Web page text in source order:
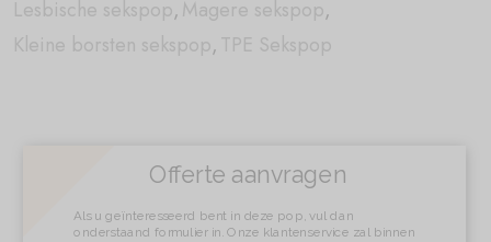
Lesbische sekspop,Magere sekspop,
Kleine borsten sekspop,TPE Sekspop
Offerte aanvragen
Als u geïnteresseerd bent in deze pop, vul dan
onderstaand formulier in. Onze klantenservice zal binnen